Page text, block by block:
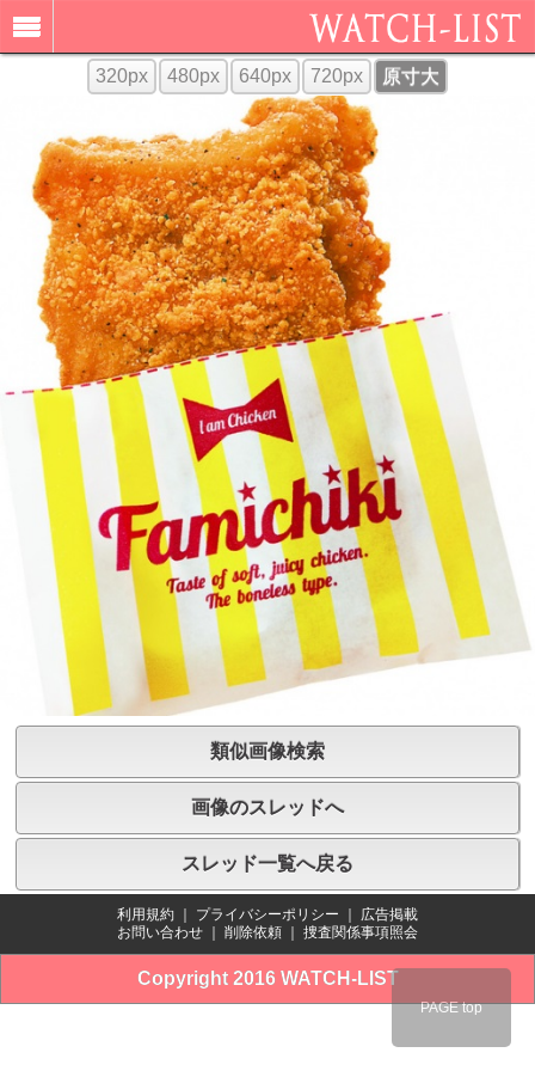
320px 480px 640px 720px 原寸大
類似画像検索
画像のスレッドへ
スレッド一覧へ戻る
利用規約 プライバシーポリシー
広告掲載
お問い合わせ
削除依頼 捜査関係事項照会
Copyright 2016 WATCH-LIST
PAGE top